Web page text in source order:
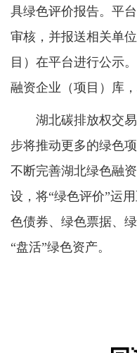
具绿色评价报告。平
审核，并报送相关单
目）在平台进行公示
融资企业（项目）库
湖北碳排放权交
步将推动更多的绿色
不断完善湖北绿色融
设，将“绿色评价”运
色债券、绿色票据、
“盘活”绿色资产。